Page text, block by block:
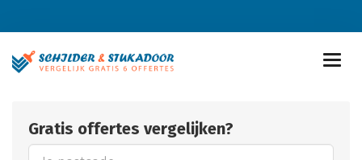
Gratis offertes vergelijken?